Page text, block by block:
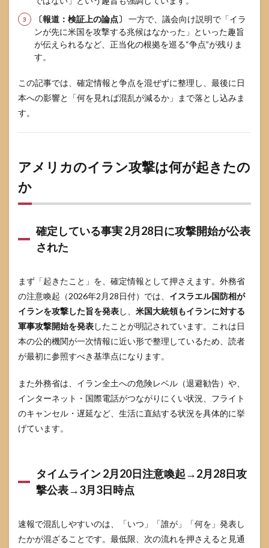
説明
交渉・
軍事増
強・情
勢急変
の重な
4
公式
証上
比較
する
ここ
恵袋
一番
大事
に対
して
残る
疑問
点
争点
はど
こに
のか
5.1
最大
の争
点 差
兆候
は本
当に
か
〔報道：検証上の論点〕
一方で、議会向け説明で「イラ
ンが先に米国を攻撃する兆候はなかった」といった趣旨
が伝えられるなど、正当化の根拠を巡る“争点”が残りま
す。
この記事では、確定情報と争点を混ぜずに整理し、最後に日
本への影響と「何を見れば混乱が減るか」まで落とし込みま
す。
アメリカのイラン攻撃は何が起きたの
か
確定している事実 2月28日に攻撃開始が公表
された
まず「起きたこと」を、確定情報として押さえます。外務省
の注意喚起（2026年2月28日付）では、 イスラエル国防相が
イランを攻撃した旨を発表し、 米国大統領もイランに対する
軍事攻撃開始を発表したことが明記されています。これは日
本の公的機関が一次情報に近い形で整理しているため、読者
が最初に参照すべき基準点になります。
また外務省は、イラン全土への危険レベル（退避勧告）や、
インターネット・国際電話がつながりにくい状況、フライト
のキャンセル・遅延など、生活に直結する状況を具体的に挙
げています。
タイムライン 2月20日注意喚起→2月28日攻
撃公表→3月3日時点
速報で混乱しやすいのは、「いつ」「誰が」「何を」発表し
たかが混ざることです。最低限、次の流れを押さえると見通